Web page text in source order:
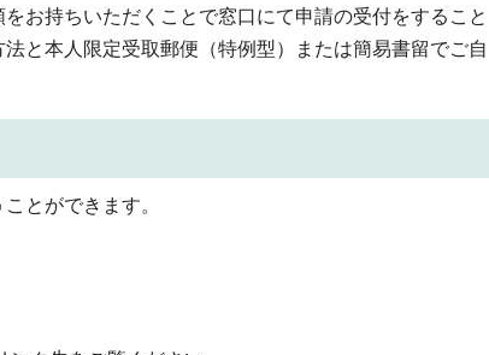
お持ちいただくことで窓口にて申請の受付をすること
と本人限定受取郵便（特例型）または簡易書留でご自
とができます。